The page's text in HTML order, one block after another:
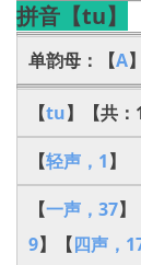
拼音【tu】
单韵母：【A
【tu】【共：
【轻声，1】
【一声，37】
9】【四声，